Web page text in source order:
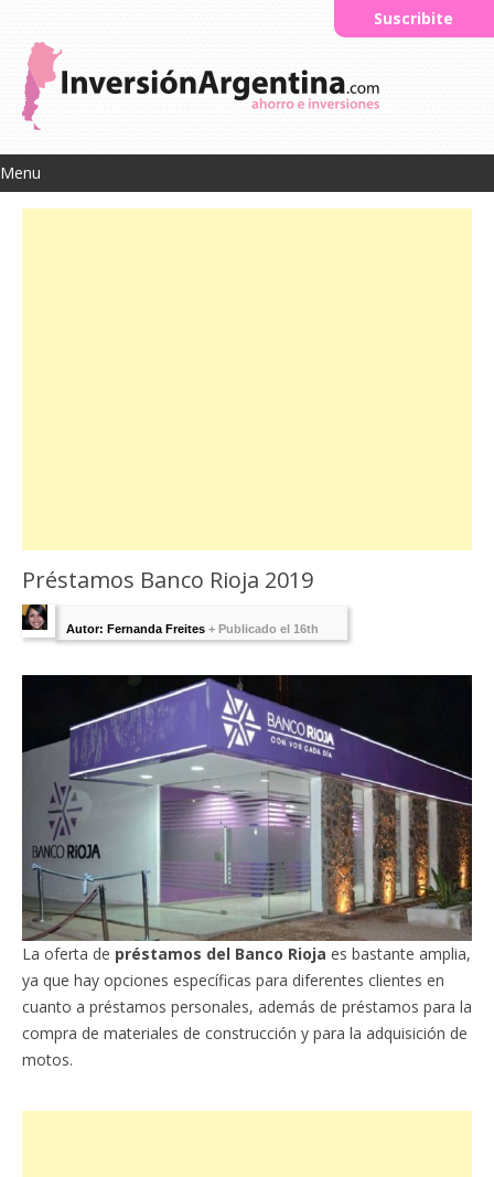
Menu
Suscribite
Préstamos Banco Rioja 2019
Autor: Fernanda Freites + Publicado el 16th
La oferta de préstamos del Banco Rioja es bastante amplia,
ya que hay opciones específicas para diferentes clientes en
cuanto a préstamos personales, además de préstamos para la
compra de materiales de construcción y para la adquisición de
motos.